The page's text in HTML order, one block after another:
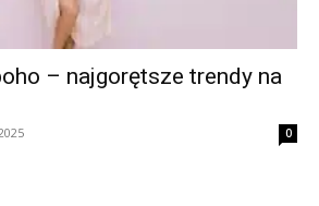
– najgorętsze trendy na
0